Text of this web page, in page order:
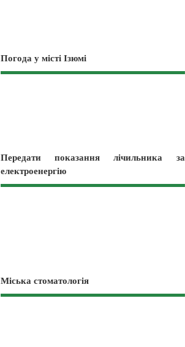
Погода у місті Ізюмі
Передати показання лічильника за
електроенергію
Міська стоматологія